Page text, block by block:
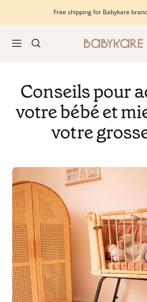
Free shipping for Babykare
Navigation
Babykare
Chambre
bébé,
petite-
enfance
et
ce
dont
avez
besoin
en
tant
que
parents
pour
votre
Conseils pour
votre bébé et
votre